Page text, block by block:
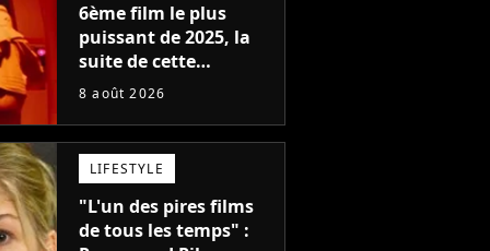
6ème film le plus
puissant de 2025, la
suite de cette
franchise culte est
réalisateur claque la
porte pour "différends
créatifs"
8 août 2026
LIFESTYLE
"L'un des pires films
de tous les temps" :